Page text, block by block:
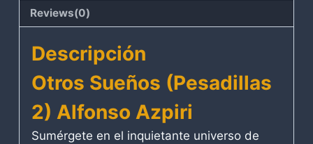
Reviews(0)
Descripción
Otros Sueños (Pesadillas
2) Alfonso Azpiri
Sumérgete en el inquietante universo de